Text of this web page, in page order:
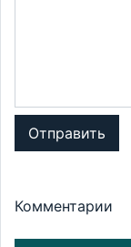
Отправить
Комментарии